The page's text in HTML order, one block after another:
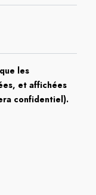
les
et affichées
confidentiel).